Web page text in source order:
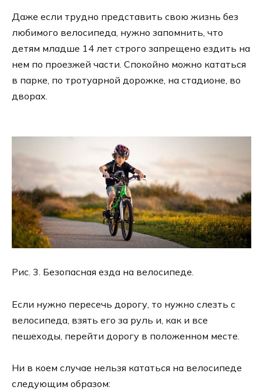
Даже если трудно представить свою жизнь без
любимого велосипеда, нужно запомнить, что
детям младше 14 лет строго запрещено ездить на
нем по проезжей части. Спокойно можно кататься
в парке, по тротуарной дорожке, на стадионе, во
дворах.
Рис. 3. Безопасная езда на велосипеде.
Если нужно пересечь дорогу, то нужно слезть с
велосипеда, взять его за руль и, как и все
пешеходы, перейти дорогу в положенном месте.
Ни в коем случае нельзя кататься на велосипеде
следующим образом: